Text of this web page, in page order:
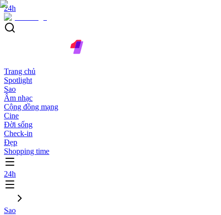
24h
Trang chủ
Spotlight
Sao
Âm nhạc
Cộng đồng mạng
Cine
Đời sống
Check-in
Đẹp
Shopping time
24h
Sao